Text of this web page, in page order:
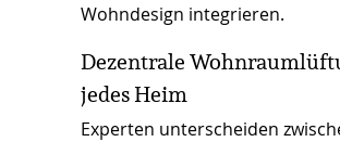
Wohndesign integrieren.
Dezentrale
jedes Heim
Experten unterscheiden